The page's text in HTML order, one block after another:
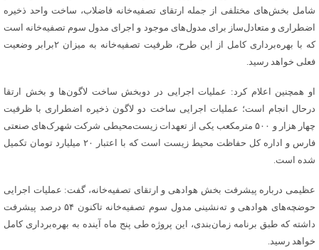
شامل بخش‌های مختلفی از جمله ارتقای تصفیه‌خانه فاضلاب، ساخت واحد ذخیره
اضطراری و متعادل‌ساز برای مدول‌های موجود و اجرای مدول سوم تصفیه‌خانه است
که با بهره‌برداری کامل از این طرح، ظرفیت تصفیه‌خانه به میزان ۲برابر وضعیت
فعلی خواهد رسید.
او همچنین اعلام کرد: عملیات اجرایی در دوبخش ساخت لاگون‌ها و بخش ارتقا
درحال انجام است؛ عملیات اجرایی ساخت دو لاگون ذخیره اضطراری با ظرفیت
چهار هزار و ۵۰۰ مترمکعب یکی از تعهدات زیست‌محیطی شرکت شهرک‌های صنعتی
فارس و اداره کل حفاظت محیط زیست است که با اعتبار ۲۰ میلیارد تومان تکمیل
شده است.
عظیمی درباره پیشرفت بخش هوادهی و ارتقای تصفیه‌خانه، گفت: عملیات اجرایی
حوضچه‌های هوادهی و ته‌نشینی مدول سوم تصفیه‌خانه تاکنون ۵۴ درصد پیشرفت
داشته که طبق برنامه زمان‌بندی، این پروژه طی پنج ماه آینده به بهره‌برداری کامل
خواهد رسید.